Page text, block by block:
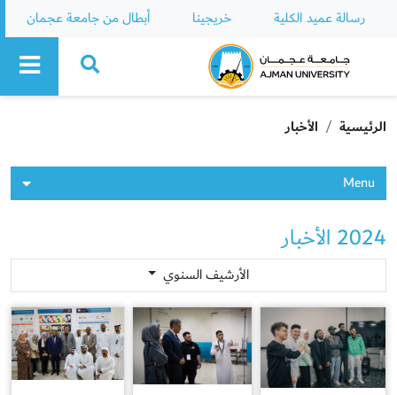
رسالة عميد الكلية خريجينا أبطال من جامعة عجمان
Ajman University
الرئيسية الأخبار
Menu
2024 الأخبار
الأرشيف السنوي